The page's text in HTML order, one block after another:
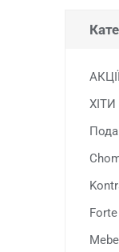
АКЦІЇ
Forte